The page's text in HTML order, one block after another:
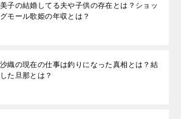
子の結婚してる夫や子供の存在とは？ショッ
モール歌姫の年収とは？
織の現在の仕事は釣りになった真相とは？結
た旦那とは？